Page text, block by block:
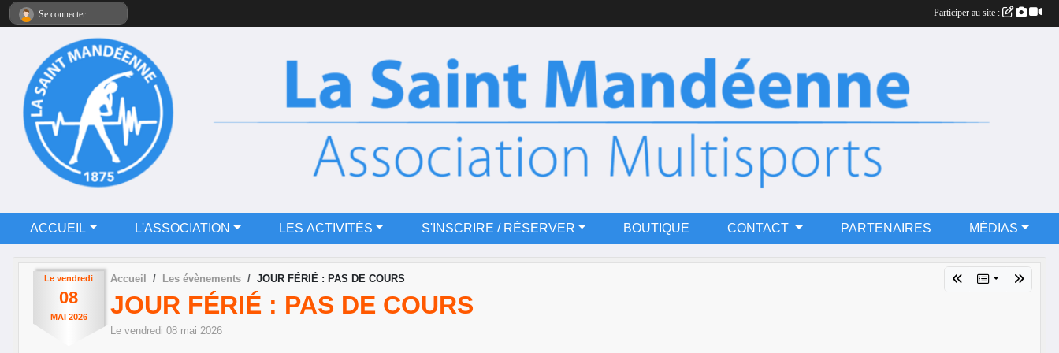
ACCUEIL L'ASSOCIATION LES ACTIVITÉS S'INSCRIRE / RÉSERVER BOUTIQUE CONTACT PARTENAIRES MÉDIAS
Le vendredi
08
MAI 2026
Accueil Les évènements JOUR FÉRIÉ : PAS DE COURS
JOUR FÉRIÉ : PAS DE COURS
Le vendredi 08 mai 2026
Se connecter Participer au site :
Panneau de gestion des cookies